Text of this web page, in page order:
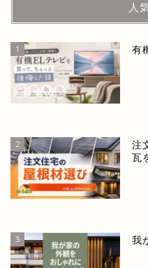
人
1 有
2
注
瓦
3 我